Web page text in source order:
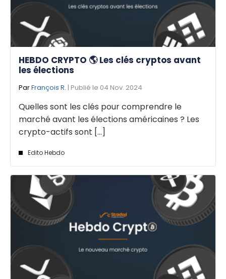
HEBDO CRYPTO 🌎 Les clés cryptos avant
les élections
ParFrançois R. | Publié le 04 Nov. 2024
Quelles sont les clés pour comprendre le
marché avant les élections américaines ? Les
crypto-actifs sont [...]
Edito Hebdo